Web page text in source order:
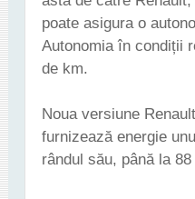
poate asigura o
Autonomia în condiții
de km.
Noua versiune
furnizează energie
rândul său, până la 88